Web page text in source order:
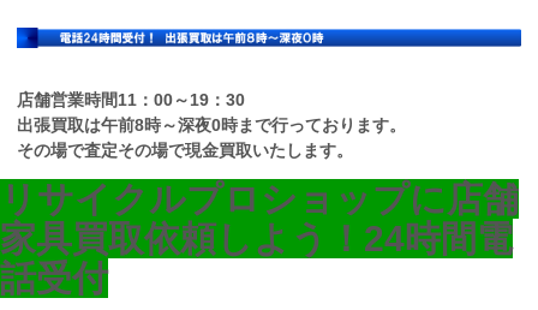
店舗営業時間11：00～19：30
出張買取は午前8時～深夜0時まで行っております。
その場で査定その場で現金買取いたします。
リサイクルプロショップに店舗
家具買取依頼しよう！ 24時間電
話受付